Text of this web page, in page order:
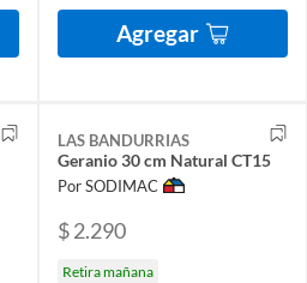
Agregar
LAS BANDURRIAS
Geranio 30 cm Natural CT15
Por SODIMAC
$ 2.290
Retira mañana